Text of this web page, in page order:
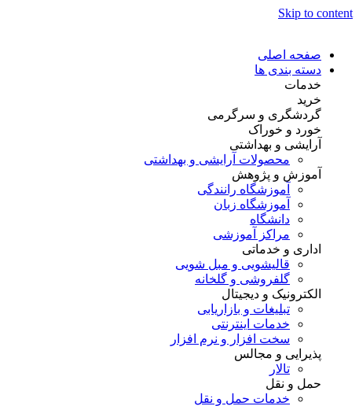
Skip to content
صفحه اصلی
دسته بندی ها
خدمات
خرید
گردشگری و سرگرمی
خورد و خوراک
آرایشی و بهداشتی
محصولات آرایشی و بهداشتی
آموزش و پژوهش
آموزشگاه رانندگی
آموزشگاه زبان
دانشگاه
مراکز آموزشی
اداری و خدماتی
قالیشویی و مبل شویی
گلفروشی و گلخانه
الکترونیک و دیجیتال
تبلیغات و بازاریابی
خدمات اینترنتی
سخت افزار و نرم افزار
پذیرایی و مجالس
تالار
حمل و نقل
خدمات حمل و نقل